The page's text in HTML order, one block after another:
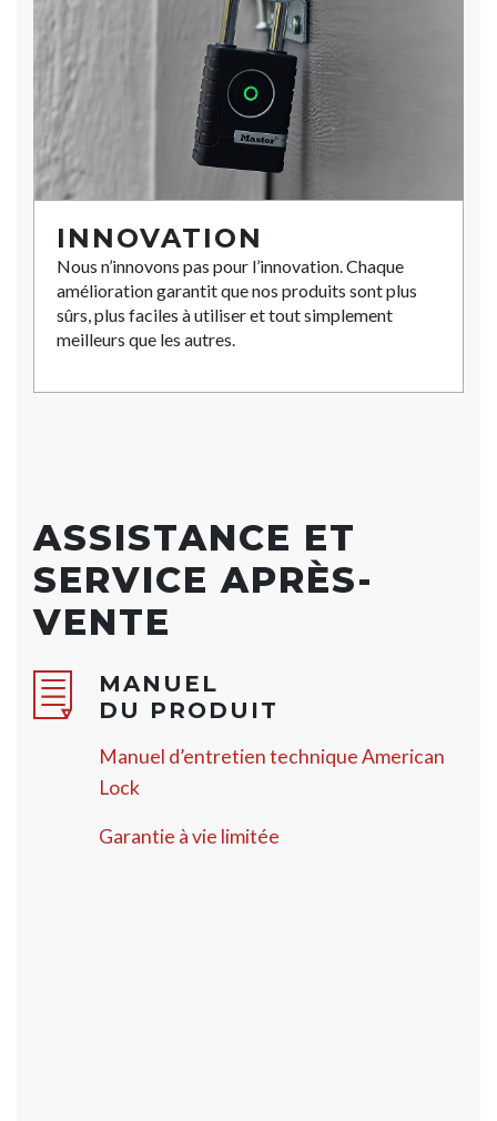
INNOVATION
Nous n’innovons pas pour l’innovation. Chaque
amélioration garantit que nos produits sont plus
sûrs, plus faciles à utiliser et tout simplement
meilleurs que les autres.
ASSISTANCE ET
SERVICE APRÈS-
VENTE
MANUEL
DU PRODUIT
Manuel d’entretien technique American
Lock
Garantie à vie limitée